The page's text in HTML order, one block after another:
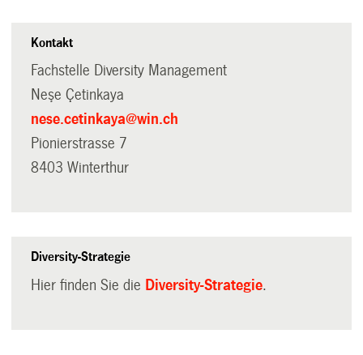
Kontakt
Fachstelle Diversity Management
Neşe Çetinkaya
nese.cetinkaya@win.ch
Pionierstrasse 7
8403 Winterthur
Diversity-Strategie
Hier finden Sie die Diversity-Strategie.